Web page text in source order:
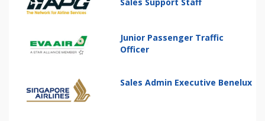
Junior Passenger Traffic
Officer
Sales Admin Executive Benelux